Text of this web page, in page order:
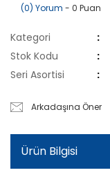
(0) Yorum - 0 Puan
Kategori
Stok Kodu
Seri Asortisi
Arkadaşına Öner
Ürün Bilgisi